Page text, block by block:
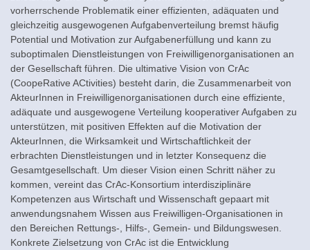
vorherrschende Problematik einer effizienten, adäquaten und
gleichzeitig ausgewogenen Aufgabenverteilung bremst häufig
Potential und Motivation zur Aufgabenerfüllung und kann zu
suboptimalen Dienstleistungen von Freiwilligenorganisationen an
der Gesellschaft führen. Die ultimative Vision von CrAc
(CoopeRative ACtivities) besteht darin, die Zusammenarbeit von
AkteurInnen in Freiwilligenorganisationen durch eine effiziente,
adäquate und ausgewogene Verteilung kooperativer Aufgaben zu
unterstützen, mit positiven Effekten auf die Motivation der
AkteurInnen, die Wirksamkeit und Wirtschaftlichkeit der
erbrachten Dienstleistungen und in letzter Konsequenz die
Gesamtgesellschaft. Um dieser Vision einen Schritt näher zu
kommen, vereint das CrAc-Konsortium interdisziplinäre
Kompetenzen aus Wirtschaft und Wissenschaft gepaart mit
anwendungsnahem Wissen aus Freiwilligen-Organisationen in
den Bereichen Rettungs-, Hilfs-, Gemein- und Bildungswesen.
Konkrete Zielsetzung von CrAc ist die Entwicklung